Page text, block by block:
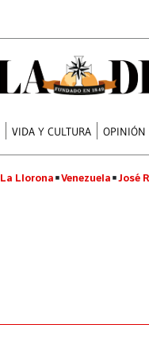
VIDA Y CULTURA OPINIÓN
La Llorona Venezuela José